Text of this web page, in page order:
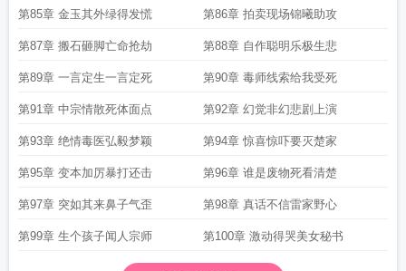
第85章 金玉其外绿得发慌 第86章 拍卖现场锦曦助攻
第87章 搬石砸脚亡命抢劫 第88章 自作聪明乐极生悲
第89章 一言定生一言定死 第90章 毒师线索给我受死
第91章 中宗情散死体面点 第92章 幻觉非幻悲剧上演
第93章 绝情毒医弘毅梦颖 第94章 惊喜惊吓要灭楚家
第95章 变本加厉暴打还击 第96章 谁是废物死看清楚
第97章 突如其来鼻子气歪 第98章 真话不信雷家野心
第99章 生个孩子闻人宗师 第100章 激动得哭美女秘书